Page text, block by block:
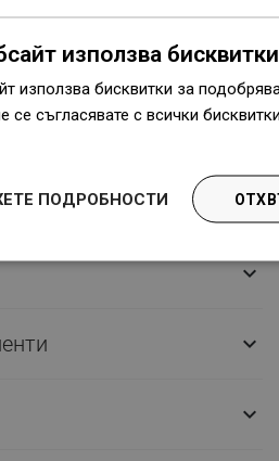
на стоки
готов за изпращане!



използва бисквитки
използва бисквитки за
се съгласявате с всички
ПОДРОБНОСТИ